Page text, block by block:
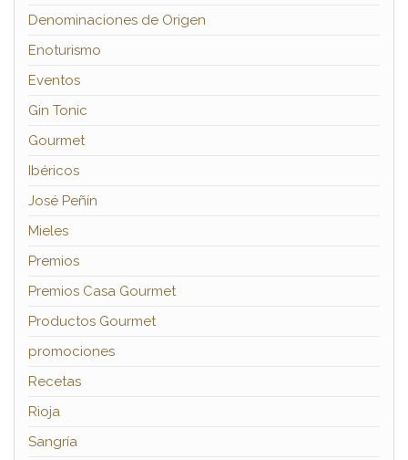
Denominaciones de Origen
Enoturismo
Eventos
Gin Tonic
Gourmet
Ibéricos
José Peñín
Mieles
Premios
Premios Casa Gourmet
Productos Gourmet
promociones
Recetas
Rioja
Sangría